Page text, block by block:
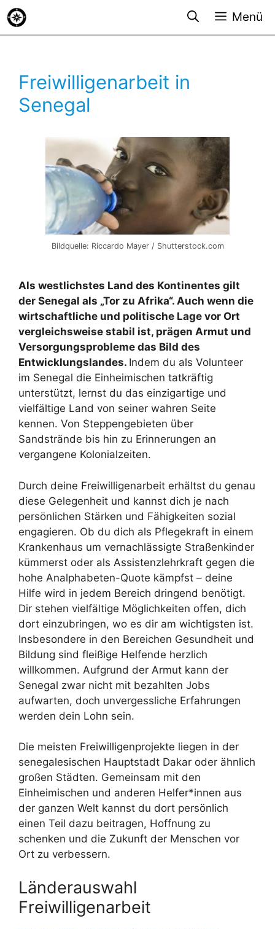
Zum
Inhalt
springen
Menü
Freiwilligenarbeit in
Senegal
Bildquelle: Riccardo Mayer / Shutterstock.com
Als westlichstes Land des Kontinentes gilt
der Senegal als „Tor zu Afrika“. Auch wenn die
wirtschaftliche und politische Lage vor Ort
vergleichsweise stabil ist, prägen Armut und
Versorgungsprobleme das Bild des
Entwicklungslandes. Indem du als Volunteer
im Senegal die Einheimischen tatkräftig
unterstützt, lernst du das einzigartige und
vielfältige Land von seiner wahren Seite
kennen. Von Steppengebieten über
Sandstrände bis hin zu Erinnerungen an
vergangene Kolonialzeiten.
Durch deine Freiwilligenarbeit erhältst du genau
diese Gelegenheit und kannst dich je nach
persönlichen Stärken und Fähigkeiten sozial
engagieren. Ob du dich als Pflegekraft in einem
Krankenhaus um vernachlässigte Straßenkinder
kümmerst oder als Assistenzlehrkraft gegen die
hohe Analphabeten-Quote kämpfst – deine
Hilfe wird in jedem Bereich dringend benötigt.
Dir stehen vielfältige Möglichkeiten offen, dich
dort einzubringen, wo es dir am wichtigsten ist.
Insbesondere in den Bereichen Gesundheit und
Bildung sind fleißige Helfende herzlich
willkommen. Aufgrund der Armut kann der
Senegal zwar nicht mit bezahlten Jobs
aufwarten, doch unvergessliche Erfahrungen
werden dein Lohn sein.
Die meisten Freiwilligenprojekte liegen in der
senegalesischen Hauptstadt Dakar oder ähnlich
großen Städten. Gemeinsam mit den
Einheimischen und anderen Helfer*innen aus
der ganzen Welt kannst du dort persönlich
einen Teil dazu beitragen, Hoffnung zu
schenken und die Zukunft der Menschen vor
Ort zu verbessern.
Länderauswahl
Freiwilligenarbeit